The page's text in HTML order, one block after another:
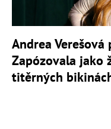
Andrea
Zapózovala jako
titěrných